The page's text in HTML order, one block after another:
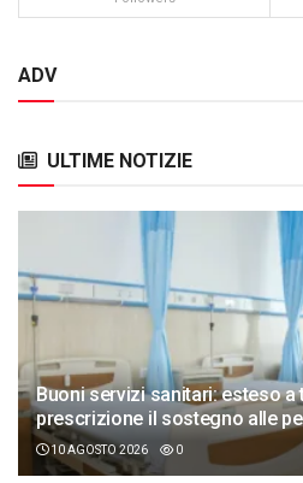
ADV
ULTIME NOTIZIE
Buoni servizi sanitari: esteso a
prescrizione il sostegno alle
10 AGOSTO 2026 0